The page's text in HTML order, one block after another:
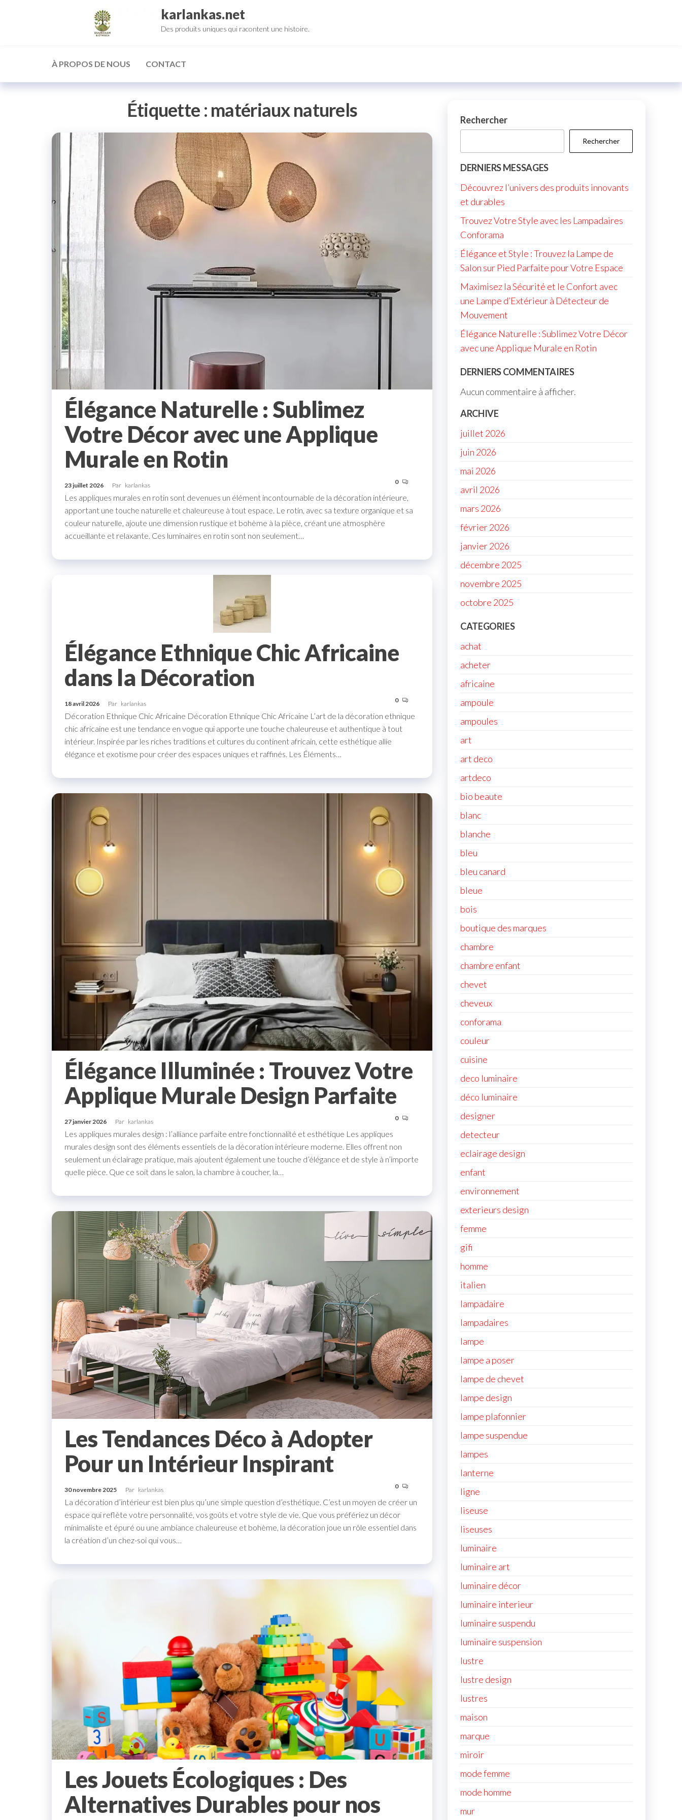
karlankas.net
Des produits uniques qui racontent une histoire.
À PROPOS DE NOUS CONTACT
Étiquette : matériaux naturels
Élégance Naturelle : Sublimez
Votre Décor avec une Applique
Murale en Rotin
23 juillet 2026 Par karlankas 0
Les appliques murales en rotin sont devenues un élément incontournable de la décoration intérieure,
apportant une touche naturelle et chaleureuse à tout espace. Le rotin, avec sa texture organique et sa
couleur naturelle, ajoute une dimension rustique et bohème à la pièce, créant une atmosphère
accueillante et relaxante. Ces luminaires en rotin sont non seulement…
Élégance Ethnique Chic Africaine
dans la Décoration
18 avril 2026 Par karlankas 0
Décoration Ethnique Chic Africaine Décoration Ethnique Chic Africaine L’art de la décoration ethnique
chic africaine est une tendance en vogue qui apporte une touche chaleureuse et authentique à tout
intérieur. Inspirée par les riches traditions et cultures du continent africain, cette esthétique allie
élégance et exotisme pour créer des espaces uniques et raffinés. Les Éléments…
Élégance Illuminée : Trouvez Votre
Applique Murale Design Parfaite
27 janvier 2026 Par karlankas 0
Les appliques murales design : l’alliance parfaite entre fonctionnalité et esthétique Les appliques
murales design sont des éléments essentiels de la décoration intérieure moderne. Elles offrent non
seulement un éclairage pratique, mais ajoutent également une touche d’élégance et de style à n’importe
quelle pièce. Que ce soit dans le salon, la chambre à coucher, la…
Les Tendances Déco à Adopter
Pour un Intérieur Inspirant
30 novembre 2025 Par karlankas 0
La décoration d’intérieur est bien plus qu’une simple question d’esthétique. C’est un moyen de créer un
espace qui reflète votre personnalité, vos goûts et votre style de vie. Que vous préfériez un décor
minimaliste et épuré ou une ambiance chaleureuse et bohème, la décoration joue un rôle essentiel dans
la création d’un chez-soi qui vous…
Les Jouets Écologiques : Des
Alternatives Durables pour nos
Rechercher
Rechercher
DERNIERS MESSAGES
Découvrez l’univers des produits innovants
et durables
Trouvez Votre Style avec les Lampadaires
Conforama
Élégance et Style : Trouvez la Lampe de
Salon sur Pied Parfaite pour Votre Espace
Maximisez la Sécurité et le Confort avec
une Lampe d’Extérieur à Détecteur de
Mouvement
Élégance Naturelle : Sublimez Votre Décor
avec une Applique Murale en Rotin
DERNIERS COMMENTAIRES
Aucun commentaire à afficher.
ARCHIVE
juillet 2026
juin 2026
mai 2026
avril 2026
mars 2026
février 2026
janvier 2026
décembre 2025
novembre 2025
octobre 2025
CATEGORIES
achat
acheter
africaine
ampoule
ampoules
art
art deco
artdeco
bio beaute
blanc
blanche
bleu
bleu canard
bleue
bois
boutique des marques
chambre
chambre enfant
chevet
cheveux
conforama
couleur
cuisine
deco luminaire
déco luminaire
designer
detecteur
eclairage design
enfant
environnement
exterieurs design
femme
gifi
homme
italien
lampadaire
lampadaires
lampe
lampe a poser
lampe de chevet
lampe design
lampe plafonnier
lampe suspendue
lampes
lanterne
ligne
liseuse
liseuses
luminaire
luminaire art
luminaire décor
luminaire interieur
luminaire suspendu
luminaire suspension
lustre
lustre design
lustres
maison
marque
miroir
mode femme
mode homme
mur